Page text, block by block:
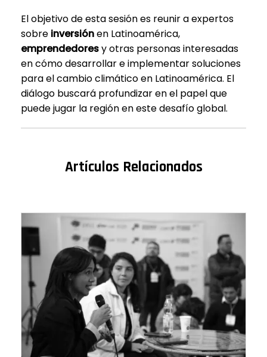
El objetivo de esta sesión es reunir a expertos
sobre inversiónen Latinoamérica,
emprendedoresy otras personas interesadas
en cómo desarrollar e implementar soluciones
para el cambio climático en Latinoamérica. El
diálogo buscará profundizar en el papel que
puede jugar la región en este desafío global.
Artículos Relacionados